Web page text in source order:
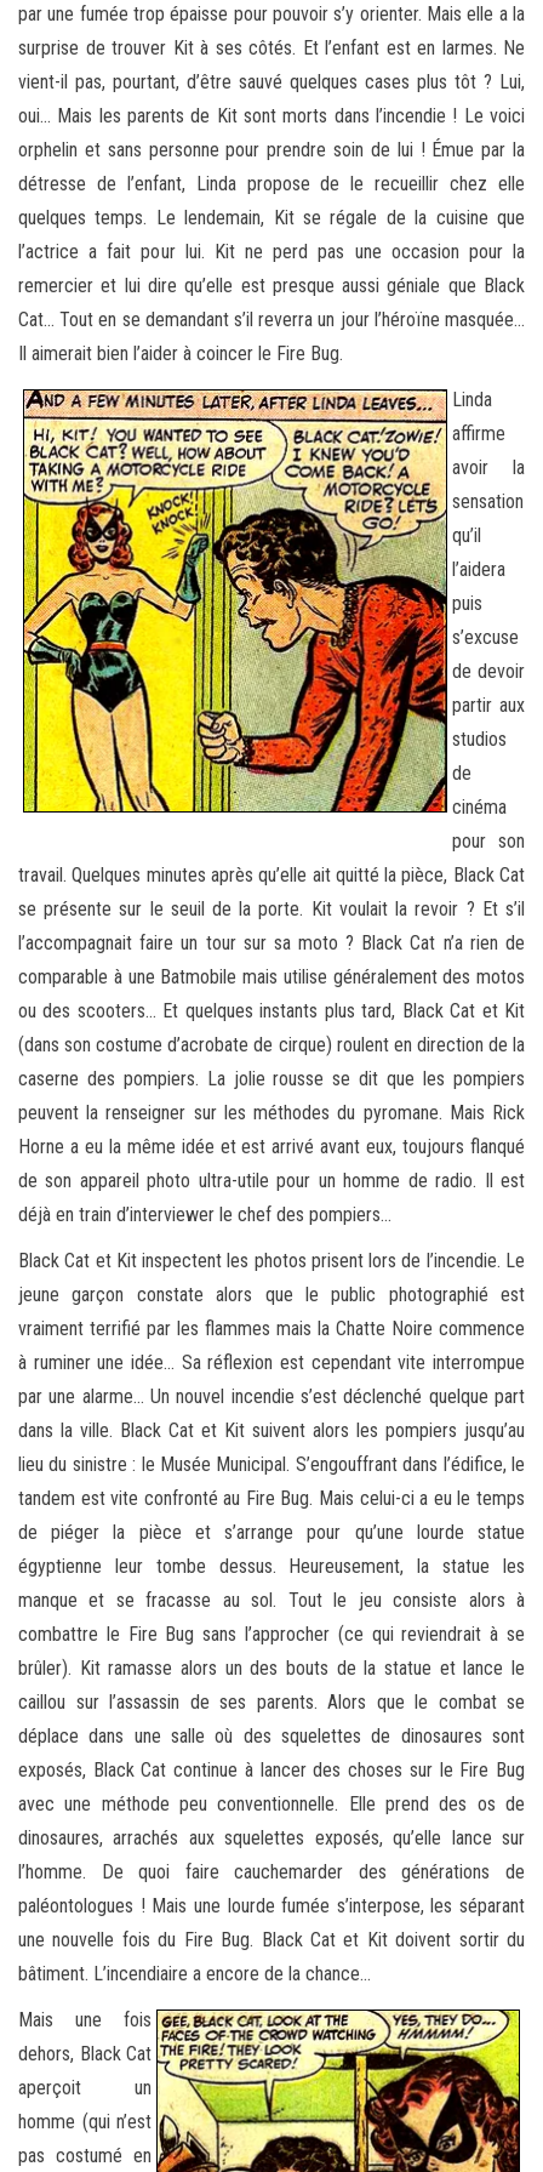
par une fumée trop épaisse pour pouvoir s’y orienter. Mais elle a la
surprise de trouver Kit à ses côtés. Et l’enfant est en larmes. Ne
vient-il pas, pourtant, d’être sauvé quelques cases plus tôt ? Lui,
oui… Mais les parents de Kit sont morts dans l’incendie ! Le voici
orphelin et sans personne pour prendre soin de lui ! Émue par la
détresse de l’enfant, Linda propose de le recueillir chez elle
quelques temps. Le lendemain, Kit se régale de la cuisine que
l’actrice a fait pour lui. Kit ne perd pas une occasion pour la
remercier et lui dire qu’elle est presque aussi géniale que Black
Cat… Tout en se demandant s’il reverra un jour l’héroïne masquée…
Il aimerait bien l’aider à coincer le Fire Bug.
Linda
affirme
avoir la
sensation
qu’il
l’aidera
puis
s’excuse
de devoir
partir aux
studios
de
cinéma
pour son
travail. Quelques minutes après qu’elle ait quitté la pièce, Black Cat
se présente sur le seuil de la porte. Kit voulait la revoir ? Et s’il
l’accompagnait faire un tour sur sa moto ? Black Cat n’a rien de
comparable à une Batmobile mais utilise généralement des motos
ou des scooters… Et quelques instants plus tard, Black Cat et Kit
(dans son costume d’acrobate de cirque) roulent en direction de la
caserne des pompiers. La jolie rousse se dit que les pompiers
peuvent la renseigner sur les méthodes du pyromane. Mais Rick
Horne a eu la même idée et est arrivé avant eux, toujours flanqué
de son appareil photo ultra-utile pour un homme de radio. Il est
déjà en train d’interviewer le chef des pompiers…
Black Cat et Kit inspectent les photos prisent lors de l’incendie. Le
jeune garçon constate alors que le public photographié est
vraiment terrifié par les flammes mais la Chatte Noire commence
à ruminer une idée… Sa réflexion est cependant vite interrompue
par une alarme… Un nouvel incendie s’est déclenché quelque part
dans la ville. Black Cat et Kit suivent alors les pompiers jusqu’au
lieu du sinistre : le Musée Municipal. S’engouffrant dans l’édifice, le
tandem est vite confronté au Fire Bug. Mais celui-ci a eu le temps
de piéger la pièce et s’arrange pour qu’une lourde statue
égyptienne leur tombe dessus. Heureusement, la statue les
manque et se fracasse au sol. Tout le jeu consiste alors à
combattre le Fire Bug sans l’approcher (ce qui reviendrait à se
brûler). Kit ramasse alors un des bouts de la statue et lance le
caillou sur l’assassin de ses parents. Alors que le combat se
déplace dans une salle où des squelettes de dinosaures sont
exposés, Black Cat continue à lancer des choses sur le Fire Bug
avec une méthode peu conventionnelle. Elle prend des os de
dinosaures, arrachés aux squelettes exposés, qu’elle lance sur
l’homme. De quoi faire cauchemarder des générations de
paléontologues ! Mais une lourde fumée s’interpose, les séparant
une nouvelle fois du Fire Bug. Black Cat et Kit doivent sortir du
bâtiment. L’incendiaire a encore de la chance…
Mais une fois
dehors, Black Cat
aperçoit un
homme (qui n’est
pas costumé en